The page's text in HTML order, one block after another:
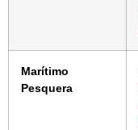
Marítimo
Pesquera